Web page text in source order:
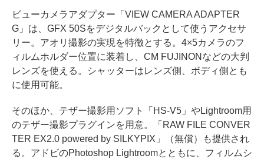
ビューカメラアダプター「VIEW CAMERA ADAPTER
G」は、GFX 50Sをデジタルバックとして使うアクセサ
リー。アオリ撮影の実現を特徴とする。4×5カメラのフ
ィルムホルダー位置に装着し、CM FUJINONなどの大判
レンズを使える。シャッターはレンズ側、ボディ側とも
に使用可能。
そのほか、テザー撮影用ソフト「HS-V5」やLightroom用
のテザー撮影プラグインを用意。「RAW FILE CONVER
TER EX2.0 powered by SILKYPIX」（無償）も提供され
る。アドビのPhotoshop Lightroomとともに、フィルムシ